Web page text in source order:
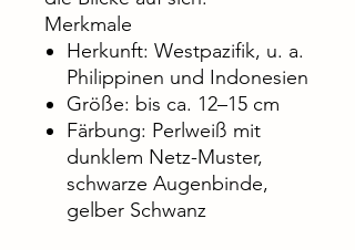
Merkmale
Herkunft: Westpazifik, u. a.
Philippinen und Indonesien
Größe: bis ca. 12–15 cm
Färbung: Perlweiß mit
dunklem Netz-Muster,
schwarze Augenbinde,
gelber Schwanz